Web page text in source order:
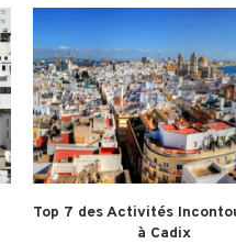
Top 7 des Activités
à Cadix